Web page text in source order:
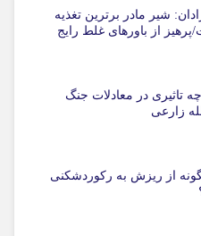
شیر مادر برترین تغذیه
پرهیز از باورهای غلط رایج
عملیات نصر ۲ چه تاثیری در معادلات جنگ
زارعی
از ریزش به رکوردشکنی